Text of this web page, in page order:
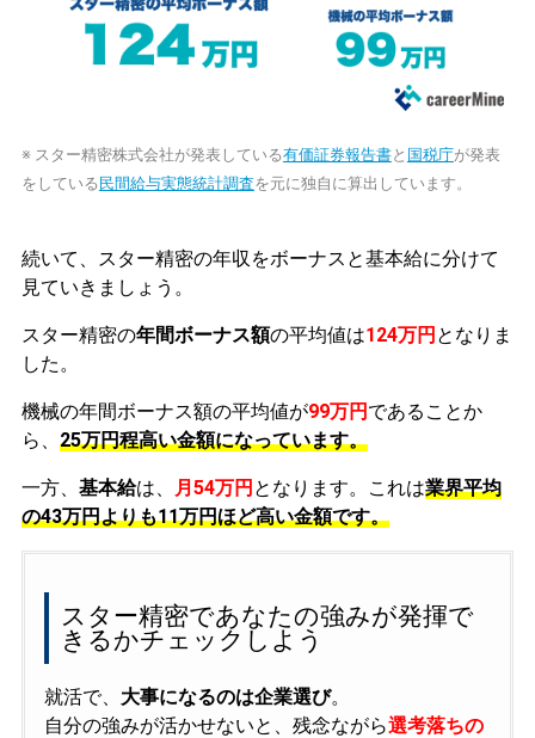
※ スター精密株式会社が発表している有価証券報告書と 国税庁が発表
をしている 民間給与実態統計調査を元に独自に算出しています。
続いて、スター精密の年収をボーナスと基本給に分けて
見ていきましょう。
スター精密の年間ボーナス額の平均値は124万円 となりま
した。
機械の年間ボーナス額の平均値が99万円 であることか
ら、 25万円程高い金額になっています。
一方、 基本給は、 月54万円 となります。これは業界平均
の43万円よりも11万円ほど高い金額です。
スター精密であなたの強みが発揮で
きるかチェックしよう
就活で、 大事になるのは企業選び。
自分の強みが活かせないと、残念ながら選考落ちの